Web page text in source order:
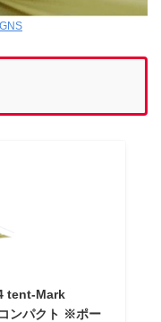
tent-Mark
ンパクト ※ポー